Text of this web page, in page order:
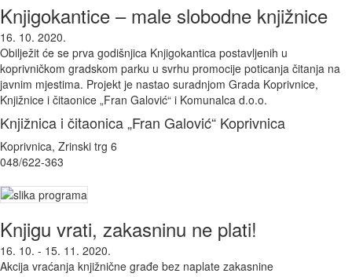
Knjigokantice – male slobodne knjižnice
16. 10. 2020.
Obilježit će se prva godišnjica Knjigokantica postavljenih u
koprivničkom gradskom parku u svrhu promocije poticanja čitanja na
javnim mjestima. Projekt je nastao suradnjom Grada Koprivnice,
Knjižnice i čitaonice „Fran Galović“ i Komunalca d.o.o.
Knjižnica i čitaonica „Fran Galović“ Koprivnica
Koprivnica, Zrinski trg 6
048/622-363
Knjigu vrati, zakasninu ne plati!
16. 10. - 15. 11. 2020.
Akcija vraćanja knjižnične građe bez naplate zakasnine